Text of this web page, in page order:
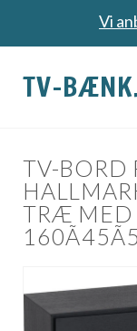
Vi
TV-
TV-BORD
TRÆ MED